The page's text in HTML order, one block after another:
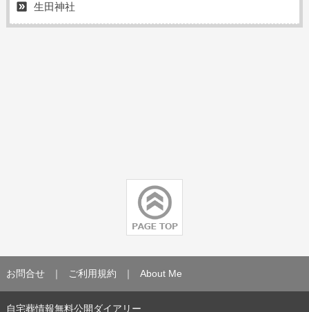
生田神社
お問合せ ｜ ご利用規約 ｜ About Me
自宅葬情報無料公開ダイアリー